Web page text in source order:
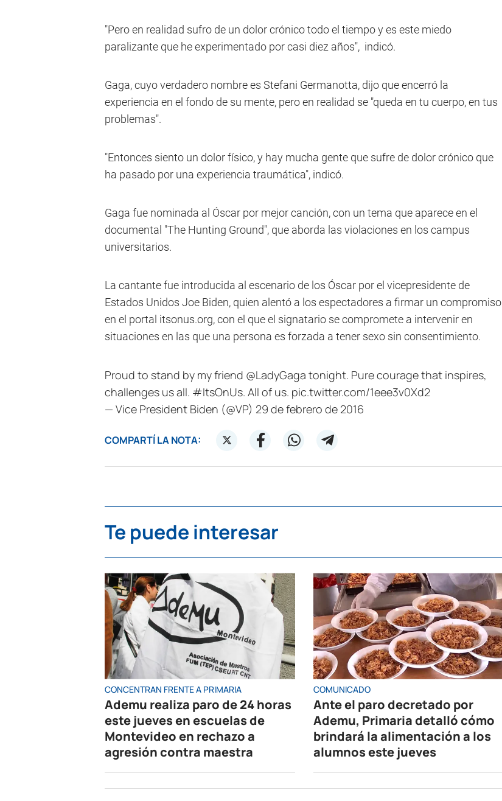
"Pero en realidad sufro de un dolor crónico todo el tiempo y es este miedo
paralizante que he experimentado por casi diez años", indicó.
Gaga, cuyo verdadero nombre es Stefani Germanotta, dijo que encerró la
experiencia en el fondo de su mente, pero en realidad se "queda en tu cuerpo, en tus
problemas".
"Entonces siento un dolor físico, y hay mucha gente que sufre de dolor crónico que
ha pasado por una experiencia traumática", indicó.
Gaga fue nominada al Óscar por mejor canción, con un tema que aparece en el
documental "The Hunting Ground", que aborda las violaciones en los campus
universitarios.
La cantante fue introducida al escenario de los Óscar por el vicepresidente de
Estados Unidos Joe Biden, quien alentó a los espectadores a firmar un compromiso
en el portal itsonus.org, con el que el signatario se compromete a intervenir en
situaciones en las que una persona es forzada a tener sexo sin consentimiento.
Proud to stand by my friend @LadyGaga tonight. Pure courage that inspires,
challenges us all. #ItsOnUs. All of us. pic.twitter.com/1eee3v0Xd2
— Vice President Biden (@VP) 29 de febrero de 2016
COMPARTÍ LA NOTA:
Te puede interesar
CONCENTRAN FRENTE A PRIMARIA
Ademu realiza paro de 24 horas
este jueves en escuelas de
Montevideo en rechazo a
agresión contra maestra
COMUNICADO
Ante el paro decretado por
Ademu, Primaria detalló cómo
brindará la alimentación a los
alumnos este jueves